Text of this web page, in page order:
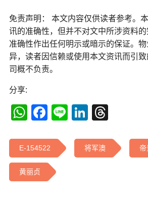
免责声明： 本文内容仅供读者参考。
讯的准确性，但并不对文中所涉资料
准确性作出任何明示或暗示的保证。
异，读者因信赖或使用本文资讯而引
司概不负责。
分享:
WhatsApp
Facebook
LineLinkedIn
E-154522 将军澳
黄丽贞